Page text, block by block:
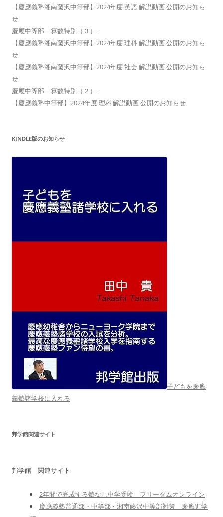
【慶應義塾湘南藤沢中等部】2024年度 英語 解説動画 公開のお知ら
せ
慶應中等部 算数特別（３）
【慶應義塾湘南藤沢中等部】2024年度 理科 解説動画 公開のお知ら
せ
【慶應義塾湘南藤沢中等部】2024年度 社会 解説動画 公開のお知ら
せ
慶應中等部 算数特別（２）
【慶應義塾中等部】2024年度 理科 解説動画 公開のお知らせ
KINDLE版のお知らせ
子どもを慶應
義塾諸学校に入れる
邦学館関連サイト
邦学館 関連サイト
2年間で完成する塾なし中学受験 フリーダムオンライン
慶應義塾普通部・中等部・湘南藤沢中等部対策 慶應進学